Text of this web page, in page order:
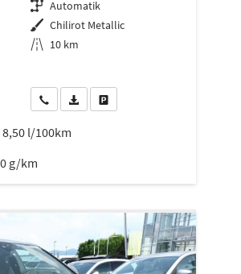
Getriebe Automatik
Außenfarbe Chilirot Metallic
Kilometerstand 10 km
Wir rufen Sie anPDF-Datei, Fahrzeugexposé drucken
Drucken, parken oder
8,50 l/100km
g/km